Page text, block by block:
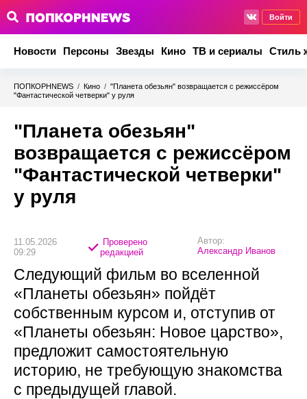
Войти
Новости Персоны Звезды Кино ТВ и сериалы Стиль
ПОПКОРНNEWS / Кино / "Планета обезьян" возвращается с режиссёром
"Фантастической четверки" у руля
"Планета обезьян"
возвращается с режиссёром
"Фантастической четверки"
у руля
11.05.2026
09:29
Проверено
редакцией
Автор:
Александр Иванов
Следующий фильм во вселенной
«Планеты обезьян» пойдёт
собственным курсом и, отступив от
«Планеты обезьян: Новое царство»,
предложит самостоятельную
историю, не требующую знакомства
с предыдущей главой.